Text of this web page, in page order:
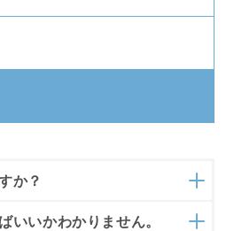
か？
いいかわかりません。